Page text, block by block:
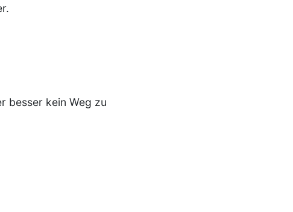
besser kein Weg zu